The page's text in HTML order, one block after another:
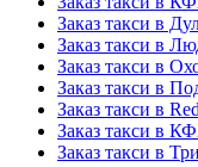
Заказ такси в
Заказ такси в
Заказ такси в
Заказ такси в
Заказ такси в
Заказ такси в
Заказ такси в